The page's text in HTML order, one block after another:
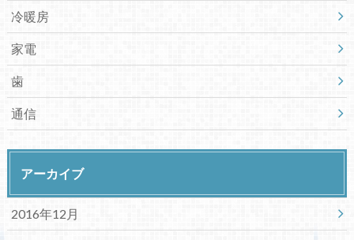
冷暖房
家電
歯
通信
アーカイブ
2016年12月